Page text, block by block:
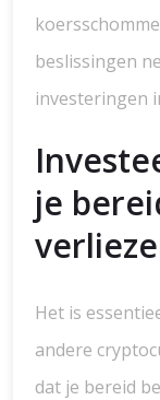
beslissingen
investeringen
je
Het is
andere
dat je bereid